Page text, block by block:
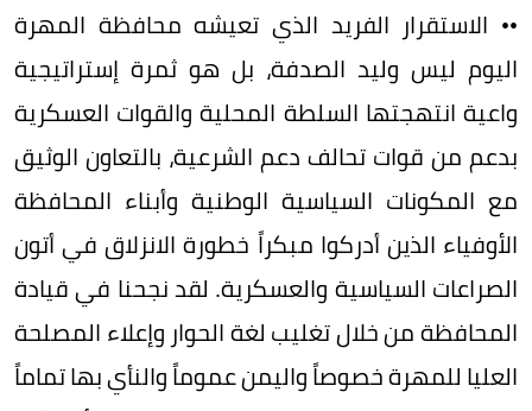
•• الاستقرار الفريد الذي تعيشه محافظة المهرة
اليوم ليس وليد الصدفة، بل هو ثمرة إستراتيجية
واعية انتهجتها السلطة المحلية والقوات العسكرية
بدعم من قوات تحالف دعم الشرعية، بالتعاون الوثيق
مع المكونات السياسية الوطنية وأبناء المحافظة
الأوفياء الذين أدركوا مبكراً خطورة الانزلاق في أتون
الصراعات السياسية والعسكرية. لقد نجحنا في قيادة
المحافظة من خلال تغليب لغة الحوار وإعلاء المصلحة
العليا للمهرة خصوصاً واليمن عموماً والنأي بها تماماً